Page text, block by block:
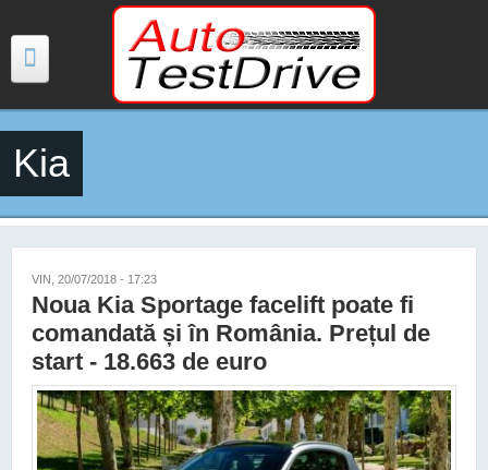
Mergi la conţinutul principal
TESTE
ŞTIRI
VIDEO
PREȚURI MODELE NOI
MAȘINI ELECTRICE ȘI HIBRID
CONTACT
Kia
VIN, 20/07/2018 - 17:23
Noua Kia Sportage facelift poate fi
comandată și în România. Prețul de
start - 18.663 de euro